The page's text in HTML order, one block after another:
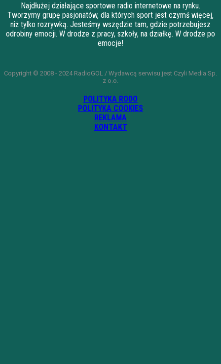
Najdłużej działające sportowe radio internetowe na rynku.
Tworzymy grupę pasjonatów, dla których sport jest czymś więcej,
niż tylko rozrywką. Jesteśmy wszędzie tam, gdzie potrzebujesz
odrobiny emocji. W drodze z pracy, szkoły, na działkę. W drodze po
emocje!
Copyright © 2008 - 2024 RadioGOL / Wydawcą serwisu jest Czyli Media Sp.
z o.o.
POLITYKA RODO
POLITYKA COOKIES
REKLAMA
KONTAKT